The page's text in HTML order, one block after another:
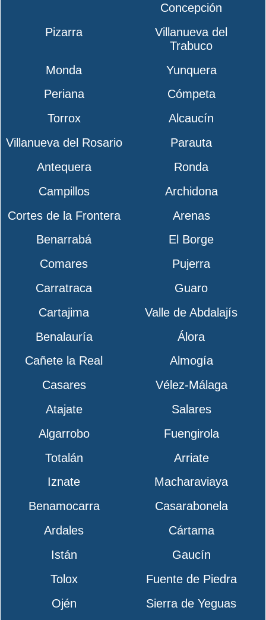
Concepción
Pizarra
Villanueva del
Trabuco
Monda
Yunquera
Periana
Cómpeta
Torrox
Alcaucín
Villanueva del Rosario
Parauta
Antequera
Ronda
Campillos
Archidona
Cortes de la Frontera
Arenas
Benarrabá
El Borge
Comares
Pujerra
Carratraca
Guaro
Cartajima
Valle de Abdalajís
Benalauría
Álora
Cañete la Real
Almogía
Casares
Vélez-Málaga
Atajate
Salares
Algarrobo
Fuengirola
Totalán
Arriate
Iznate
Macharaviaya
Benamocarra
Casarabonela
Ardales
Cártama
Istán
Gaucín
Tolox
Fuente de Piedra
Ojén
Sierra de Yeguas